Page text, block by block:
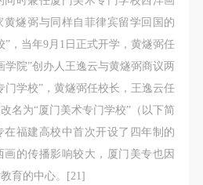
黄燧弼与同样自菲律宾留学回国的
”，当年9月1日正式开学，黄燧弼任
学院”创办人王逸云与黄燧弼商议两
门学校”，黄燧弼任校长，王逸云任
名为“厦门美术专门学校”（以下简
福建高校中首次开设了四年制的
的传播影响较大，厦门美专也因
育的中心。[21]